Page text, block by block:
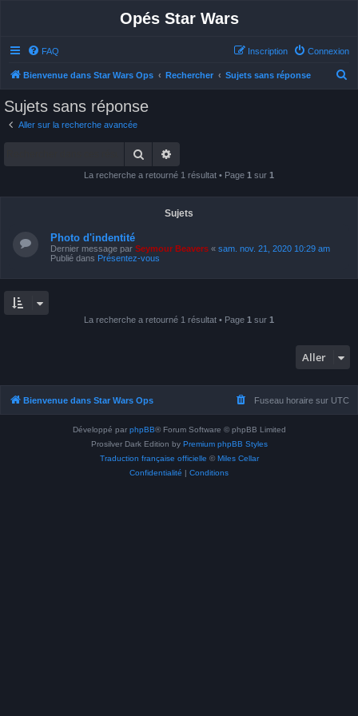
Opés Star Wars
FAQ Connexion
Inscription
Bienvenue dans Star Wars Ops Rechercher Sujets sans réponse
Sujets sans réponse
Aller sur la recherche avancée
Rechercher
La recherche a retourné 1 résultat • Page 1 sur 1
Sujets
Photo d'indentité
Dernier message par Seymour Beavers « sam. nov. 21, 2020 10:29 am
Publié dans Présentez-vous
La recherche a retourné 1 résultat • Page 1 sur 1
Aller
Bienvenue dans Star Wars Ops Fuseau horaire sur UTC
Développé par phpBB® Forum Software © phpBB Limited
Prosilver Dark Edition by Premium phpBB Styles
Traduction française officielle © Miles Cellar
Confidentialité | Conditions